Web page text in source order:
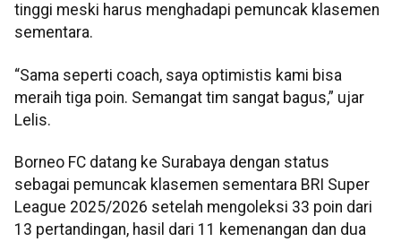
tinggi meski harus menghadapi pemuncak klasemen
sementara.
“Sama seperti coach, saya optimistis kami bisa
meraih tiga poin. Semangat tim sangat bagus,” ujar
Lelis.
Borneo FC datang ke Surabaya dengan status
sebagai pemuncak klasemen sementara BRI Super
League 2025/2026 setelah mengoleksi 33 poin dari
13 pertandingan, hasil dari 11 kemenangan dan dua